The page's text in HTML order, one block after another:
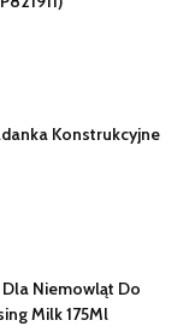
Konstrukcyjne
Niemowląt Do
Milk 175Ml